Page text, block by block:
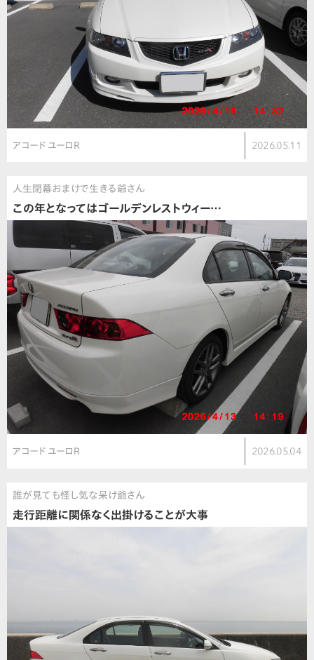
アコード ユーロR 2026.05.11
人生閉幕おまけで生きる爺さん
この年となってはゴールデンレストウィー…
アコード ユーロR 2026.05.04
誰が見ても怪し気な呆け爺さん
走行距離に関係なく出掛けることが大事